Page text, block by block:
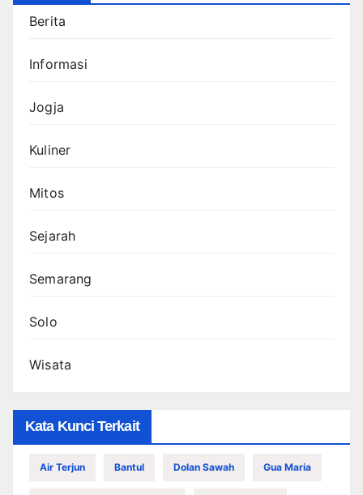
Berita
Informasi
Jogja
Kuliner
Mitos
Sejarah
Semarang
Solo
Wisata
Kata Kunci Terkait
Air Terjun Bantul Dolan Sawah Gua Maria